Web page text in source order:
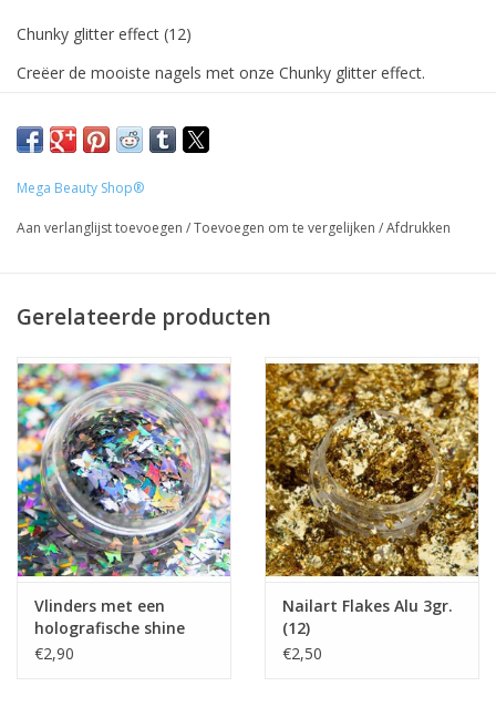
Chunky glitter effect (12)
Creëer de mooiste nagels met onze Chunky glitter effect.
overloop te maken met bijvoorbeeld gel of acryl. Ook is het
Mega Beauty Shop®
Aan verlanglijst toevoegen /Toevoegen om te vergelijken /Afdrukken
Gerelateerde producten
Vlinders met een
holografische shine
(01)
€2,90
Nailart Flakes Alu 3gr.
(12)
€2,50